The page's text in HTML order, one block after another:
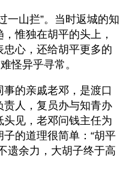
一山拦”。当时返城的知
惟独在胡平的头上，
心，还给胡平更多的
怪异乎寻常。
的亲戚老邓，是渡口
人，复员办与知青办
见，老邓问钱主任为
的道理很简单：“胡平
遗余力，大胡子终于高